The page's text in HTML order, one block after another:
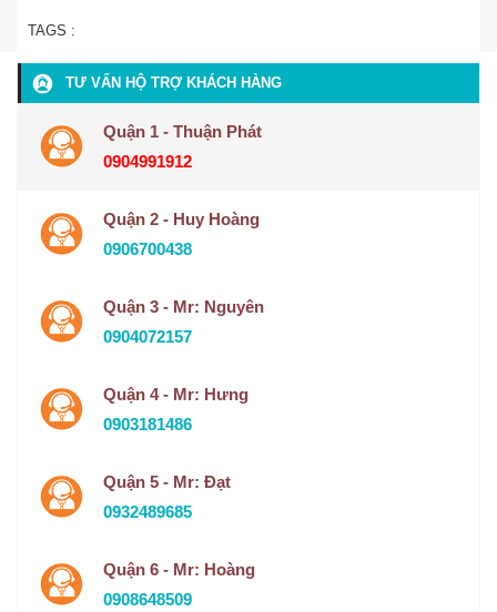
TAGS :
TƯ VẤN HỘ TRỢ KHÁCH HÀNG
Quận 1 - Thuận Phát
0904991912
Quận 2 - Huy Hoàng
0906700438
Quận 3 - Mr: Nguyên
0904072157
Quận 4 - Mr: Hưng
0903181486
Quận 5 - Mr: Đạt
0932489685
Quận 6 - Mr: Hoàng
0908648509